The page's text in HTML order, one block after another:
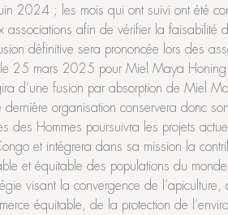
2024 ; les mois qui ont suivi ont été
associations afin de vérifier la faisabilité
définitive sera prononcée lors des
le 25 mars 2025 pour Miel Maya Honing
d’une fusion par absorption de Miel
dernière organisation conservera donc
des Hommes poursuivra les projets
et intégrera dans sa mission la
et équitable des populations du
visant la convergence de
équitable, de la protection de